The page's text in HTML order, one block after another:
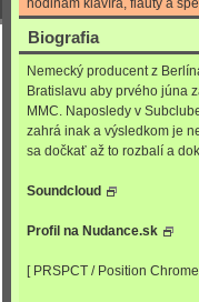
hodinám klavíra, flauty a
Biografia
Nemecký producent z
Bratislavu aby prvého júna
MMC. Naposledy v
zahrá inak a výsledkom je
sa dočkať až to rozbalí a
Soundcloud
Profil na Nudance.sk
[ PRSPCT / Position